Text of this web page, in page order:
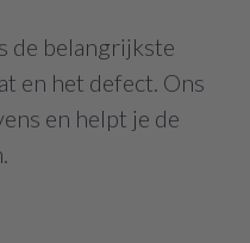
de belangrijkste
en het defect. Ons
en helpt je de